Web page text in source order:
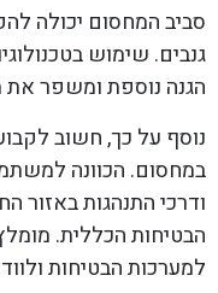
סביב המחסום יכולה
גנבים. שימוש
הגנה נוספת ומשפר
נוסף על כך, חשוב
במחסום. הכוונה
ודרכי התנהגות באזור
הבטיחות הכללית.
למערכות הבטיחות